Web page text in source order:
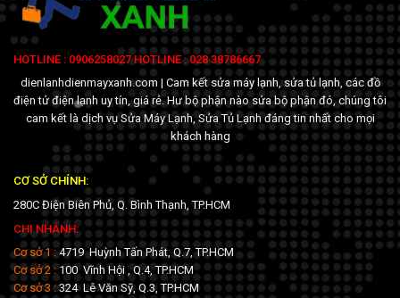
HOTLINE : 0906258027 HOTLINE : 028 38786667
dienlanhdienmayxanh.com | Cam kết sửa máy lạnh, sửa tủ lạnh, các đồ
điện tử điện lạnh uy tín, giá rẻ. Hư bộ phận nào sửa bộ phận đó, chúng tôi
cam kết là dịch vụ Sửa Máy Lạnh, Sửa Tủ Lạnh đáng tin nhất cho mọi
khách hàng
CƠ SỞ CHÍNH:
280C Điện Biên Phủ, Q. Bình Thạnh, TP.HCM
CHI NHÁNH:
Cơ sở 1 :4719 Huỳnh Tấn Phát, Q.7, TP.HCM
Cơ sở 2 :100 Vĩnh Hội , Q.4, TP.HCM
Cơ sở 3 :324 Lê Văn Sỹ, Q.3, TP.HCM